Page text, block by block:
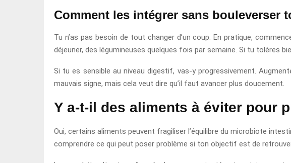
Comment les intégrer sans bouleverser
Tu n’as pas besoin de tout changer d’un coup. En pratique,
déjeuner, des légumineuses quelques fois par semaine. Si tu tolères
Si tu es sensible au niveau digestif, vas-y progressivement.
mauvais signe, mais cela veut dire qu’il faut avancer plus doucement.
Y a-t-il des aliments à éviter pour
Oui, certains aliments peuvent fragiliser l’équilibre du microbiote
comprendre ce qui peut poser problème si ton objectif est de